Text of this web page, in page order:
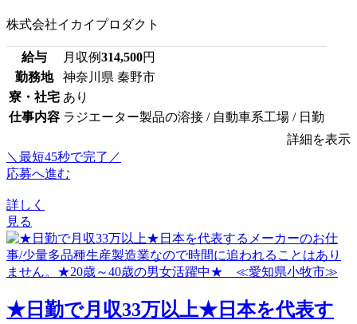
株式会社イカイプロダクト
給与 月収例314,500円
勤務地
神奈川県 秦野市
寮・社宅 あり
仕事内容 ラジエーター製品の溶接 / 自動車系工場 / 日勤
詳細を表示
＼最短45秒で完了／
応募へ進む
詳しく
見る
★日勤で月収33万以上★日本を代表す